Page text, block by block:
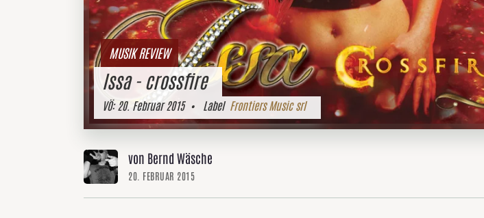
MUSIK REVIEW
Issa - crossfire
VÖ:20. Februar 2015• Label Frontiers Music srl
von Bernd Wäsche
20. FEBRUAR 2015